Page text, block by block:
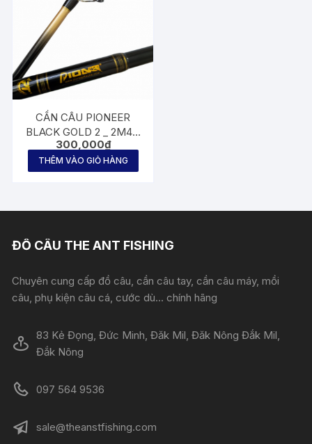
CẦN CÂU PIONEER
BLACK GOLD 2 _ 2M4 _
2M7 _ 3M
300,000₫
THÊM VÀO GIỎ HÀNG
ĐỒ CÂU THE ANT FISHING
Chuyên cung cấp đồ câu, cần câu tay, cần câu máy, mồi
câu, phụ kiện câu cá, cước dù... chính hãng
83 Kẻ Đọng, Đức Minh, Đăk Mil, Đăk Nông Đắk Mil,
Đắk Nông
097 564 9536
sale@theanstfishing.com